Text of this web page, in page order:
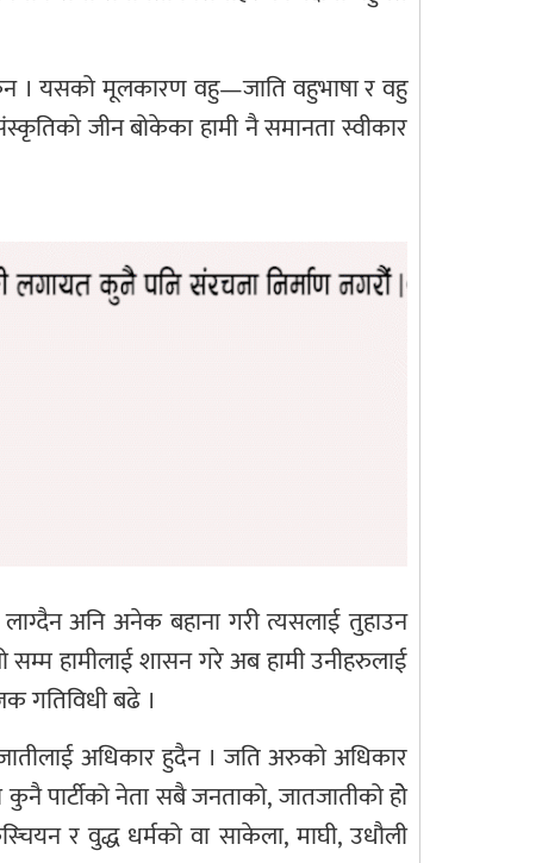
। यसको मूलकारण वहु—जाति वहुभाषा र वहु
जीन बोकेका हामी नै समानता स्वीकार
अनि अनेक बहाना गरी त्यसलाई तुहाउन
सम्म हामीलाई शासन गरे अब हामी उनीहरुलाई
गतिविधी बढे ।
अधिकार हुदैन । जति अरुको अधिकार
कुनै पार्टीको नेता सबै जनताको, जातजातीको होे
र वुद्ध धर्मको वा साकेला, माघी, उधौली